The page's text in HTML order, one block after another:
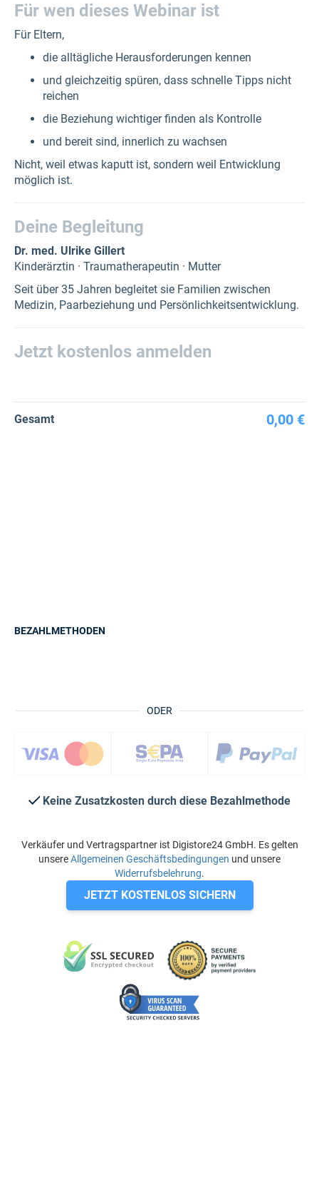
Für wen dieses Webinar ist
Für Eltern,
die alltägliche Herausforderungen kennen
und gleichzeitig spüren, dass schnelle Tipps nicht
reichen
die Beziehung wichtiger finden als Kontrolle
und bereit sind, innerlich zu wachsen
Nicht, weil etwas kaputt ist, sondern weil Entwicklung
möglich ist.
Deine Begleitung
Dr. med. Ulrike Gillert
Kinderärztin · Traumatherapeutin · Mutter
Seit über 35 Jahren begleitet sie Familien zwischen
Medizin, Paarbeziehung und Persönlichkeitsentwicklung.
Jetzt kostenlos anmelden
Gesamt 0,00 €
ODER
BEZAHLMETHODEN
Keine Zusatzkosten durch diese Bezahlmethode
Verkäufer und Vertragspartner ist Digistore24 GmbH. Es gelten
unsereAllgemeinen Geschäftsbedingungen und unsere
Widerrufsbelehrung.
JETZT KOSTENLOS SICHERN